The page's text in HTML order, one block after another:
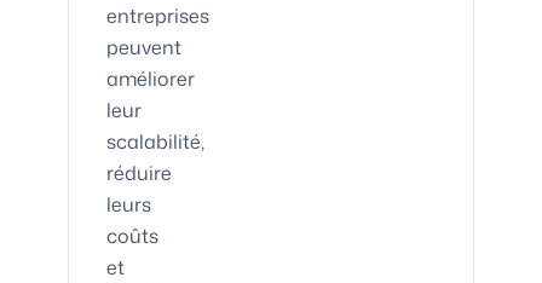
entreprises
peuvent
améliorer
leur
scalabilité,
réduire
leurs
coûts
et